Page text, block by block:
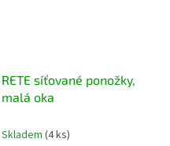
RETE síťované ponožky,
malá oka
Skladem (4 ks)